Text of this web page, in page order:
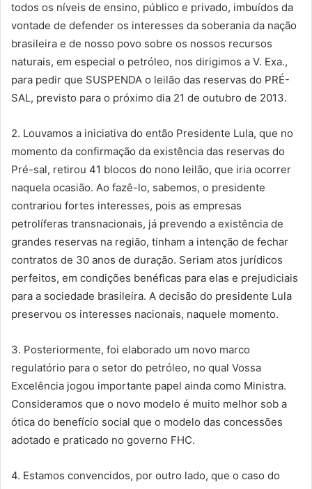
todos os níveis de ensino, público e privado, imbuídos da
vontade de defender os interesses da soberania da nação
brasileira e de nosso povo sobre os nossos recursos
naturais, em especial o petróleo, nos dirigimos a V. Exa.,
para pedir que SUSPENDA o leilão das reservas do PRÉ-
SAL, previsto para o próximo dia 21 de outubro de 2013.
2. Louvamos a iniciativa do então Presidente Lula, que no
momento da confirmação da existência das reservas do
Pré-sal, retirou 41 blocos do nono leilão, que iria ocorrer
naquela ocasião. Ao fazê-lo, sabemos, o presidente
contrariou fortes interesses, pois as empresas
petrolíferas transnacionais, já prevendo a existência de
grandes reservas na região, tinham a intenção de fechar
contratos de 30 anos de duração. Seriam atos jurídicos
perfeitos, em condições benéficas para elas e prejudiciais
para a sociedade brasileira. A decisão do presidente Lula
preservou os interesses nacionais, naquele momento.
3. Posteriormente, foi elaborado um novo marco
regulatório para o setor do petróleo, no qual Vossa
Excelência jogou importante papel ainda como Ministra.
Consideramos que o novo modelo é muito melhor sob a
ótica do benefício social que o modelo das concessões
adotado e praticado no governo FHC.
4. Estamos convencidos, por outro lado, que o caso do